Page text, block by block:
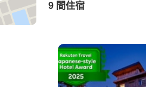
9 間住宿